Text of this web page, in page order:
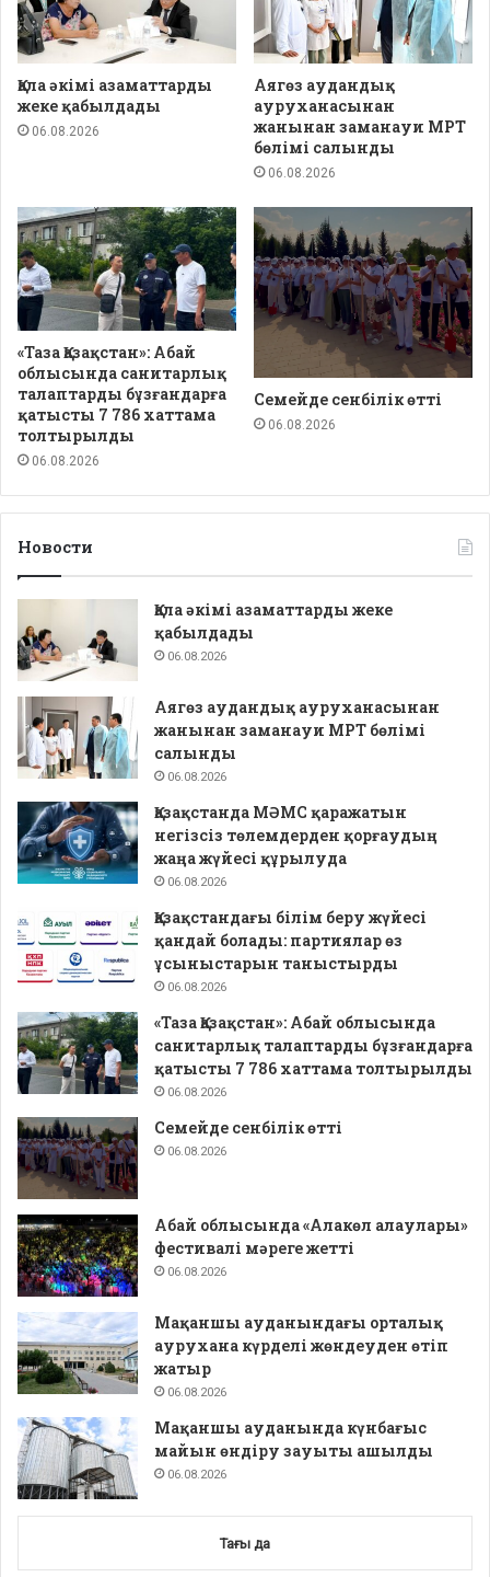
Қала әкімі азаматтарды
жеке қабылдады
06.08.2026
Аягөз аудандық
ауруханасынан
жанынан заманауи МРТ
бөлімі салынды
06.08.2026
«Таза Қазақстан»: Абай
облысында санитарлық
талаптарды бұзғандарға
қатысты 7 786 хаттама
толтырылды
06.08.2026
Семейде сенбілік өтті
06.08.2026
Новости
Қала әкімі азаматтарды жеке
қабылдады
06.08.2026
Аягөз аудандық ауруханасынан
жанынан заманауи МРТ бөлімі
салынды
06.08.2026
Қазақстанда МӘМС қаражатын
негізсіз төлемдерден қорғаудың
жаңа жүйесі құрылуда
06.08.2026
Қазақстандағы білім беру жүйесі
қандай болады: партиялар өз
ұсыныстарын таныстырды
06.08.2026
«Таза Қазақстан»: Абай облысында
санитарлық талаптарды бұзғандарға
қатысты 7 786 хаттама толтырылды
06.08.2026
Семейде сенбілік өтті
06.08.2026
Абай облысында «Алакөл алаулары»
фестивалі мәреге жетті
06.08.2026
Мақаншы ауданындағы орталық
аурухана күрделі жөндеуден өтіп
жатыр
06.08.2026
Мақаншы ауданында күнбағыс
майын өндіру зауыты ашылды
06.08.2026
Тағы да